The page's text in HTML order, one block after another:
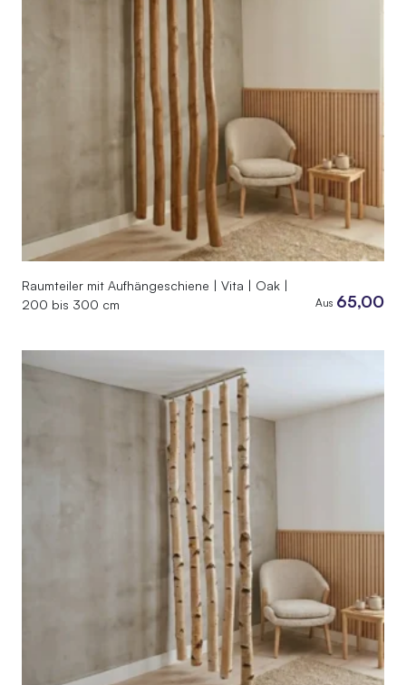
Raumteiler mit Aufhängeschiene | Vita | Oak |
200 bis 300 cm
Aus 65,00